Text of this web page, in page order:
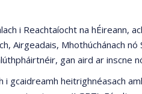
i Reachtaíocht na hÉireann,
Airgeadais, Mhothúchánach
gan aird ar inscne
gcaidreamh heitrighnéasach